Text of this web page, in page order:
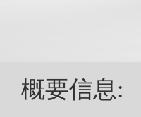
概要信息: